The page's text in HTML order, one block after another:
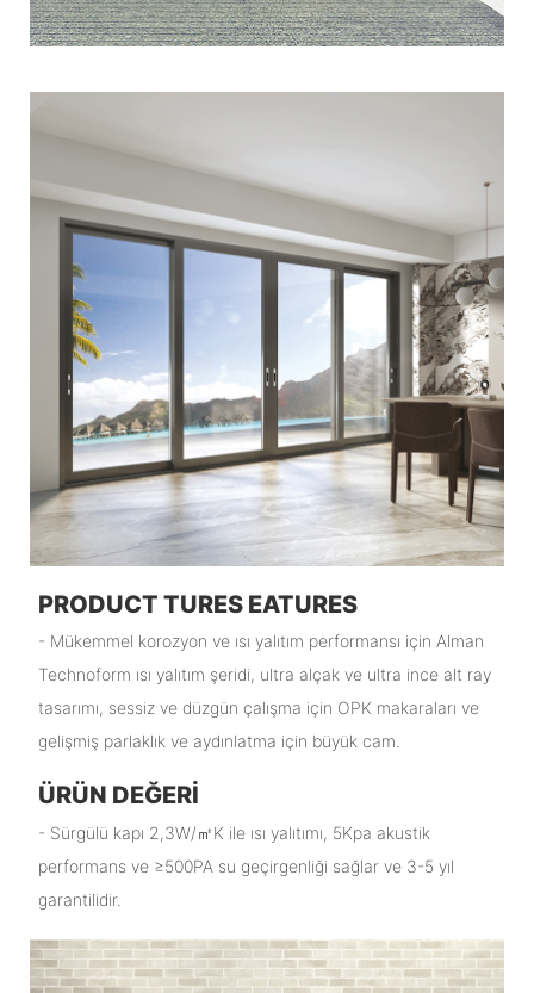
PRODUCT TURES EATURES
- Mükemmel korozyon ve ısı yalıtım performansı için Alman
Technoform ısı yalıtım şeridi, ultra alçak ve ultra ince alt ray
tasarımı, sessiz ve düzgün çalışma için OPK makaraları ve
gelişmiş parlaklık ve aydınlatma için büyük cam.
ÜRÜN DEĞERI
- Sürgülü kapı 2,3W/㎡K ile ısı yalıtımı, 5Kpa akustik
performans ve ≥500PA su geçirgenliği sağlar ve 3-5 yıl
garantilidir.